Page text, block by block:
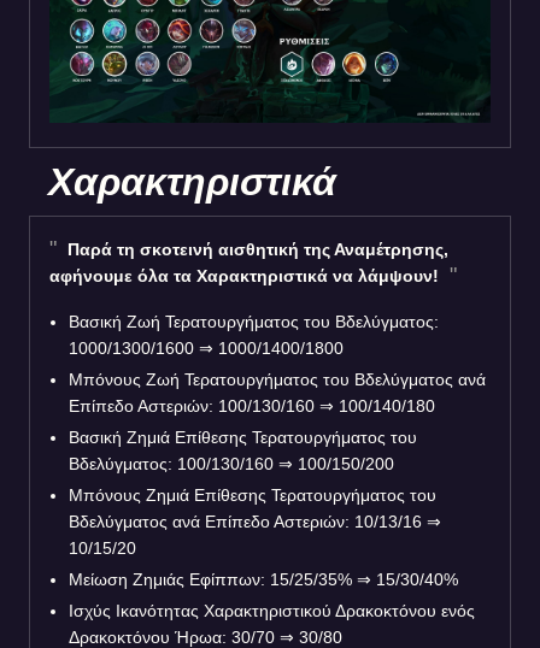
Χαρακτηριστικά
Παρά τη σκοτεινή αισθητική της Αναμέτρησης,
αφήνουμε όλα τα Χαρακτηριστικά να λάμψουν!
Βασική Ζωή Τερατουργήματος του Βδελύγματος:
1000/1300/1600 ⇒ 1000/1400/1800
Μπόνους Ζωή Τερατουργήματος του Βδελύγματος ανά
Επίπεδο Αστεριών: 100/130/160 ⇒ 100/140/180
Βασική Ζημιά Επίθεσης Τερατουργήματος του
Βδελύγματος: 100/130/160 ⇒ 100/150/200
Μπόνους Ζημιά Επίθεσης Τερατουργήματος του
Βδελύγματος ανά Επίπεδο Αστεριών: 10/13/16 ⇒
10/15/20
Μείωση Ζημιάς Εφίππων: 15/25/35% ⇒ 15/30/40%
Ισχύς Ικανότητας Χαρακτηριστικού Δρακοκτόνου ενός
Δρακοκτόνου Ήρωα: 30/70 ⇒ 30/80